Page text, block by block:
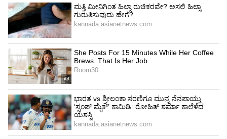
ಎಸ್‌ಎಸ್‌ಎಲ್‌ಸಿಯಲ್ಲಿ ಬೋಗಸ್ ಪರೀಕ್ಷೆ ನಡೆಸಿ ಹೆಚ್ಚಿನ
ಫಲಿತಾಂಶ ಪಡೆಯುತ್ತಿದ್ದ ಸಂಸ್ಥೆಗಳಿಗೆ ವೆಬ್‌ ಕಾಸ್ಟಿಂಗ್‌
ಪರಿಣಾಮದಿಂದ ಅಕ್ರಮಕ್ಕೆ ಕಡಿವಾಣ ಬಿದ್ದಿದೆ. ಇದರಿಂದ
ತಮ್ಮ ಸಂಸ್ಥೆಗೆ ಪೆಟ್ಟು ಬೀಳಲಿದೆ ಎಂದು ಫೇಲಾಗುವ ಮಕ್ಕಳನ್ನು
ಶಾಲೆಯಿಂದ ಹೊರ ಹಾಕುತ್ತಿವೆ.
10ನೇ ತರಗತಿಯಲ್ಲಿ ಫೇಲಾಗುವ ಮಕ್ಕಳನ್ನು ಖಾಸಗಿ ಶಿಕ್ಷಣ